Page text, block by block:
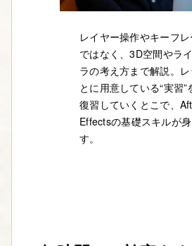
レイヤー操作やキーフ
ではなく、3D空間やラ
ラの考え方まで解説。
とに用意している“実習”
復習していくとこで、
Effectsの基礎スキルが
す。